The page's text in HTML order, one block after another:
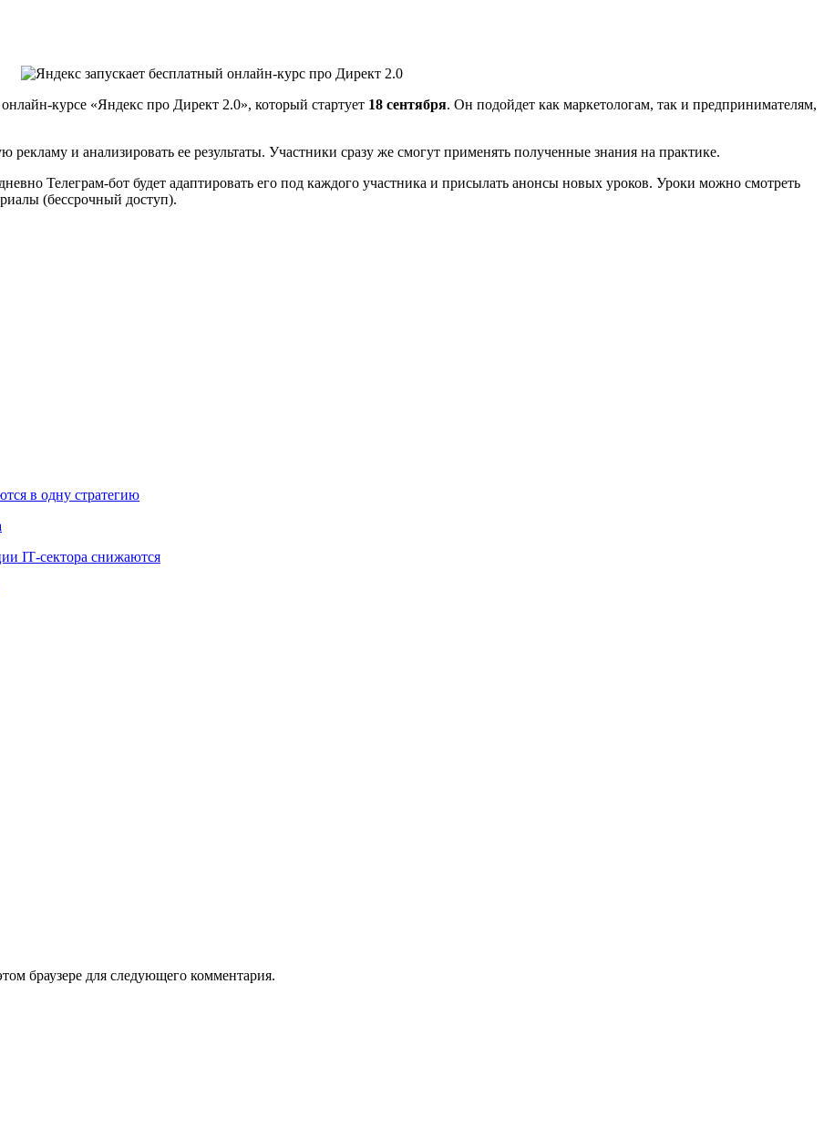
курсе «Яндекс про Директ 2.0», который стартует 18 сентября. Он подойдет как маркетологам, так и предпринимателям,
рекламу и анализировать ее результаты. Участники сразу же смогут применять полученные знания на практике.
Телеграм-бот будет адаптировать его под каждого участника и присылать анонсы новых уроков. Уроки можно смотреть
(бессрочный доступ).
в одну стратегию
IT‑сектора снижаются
браузере для следующего комментария.